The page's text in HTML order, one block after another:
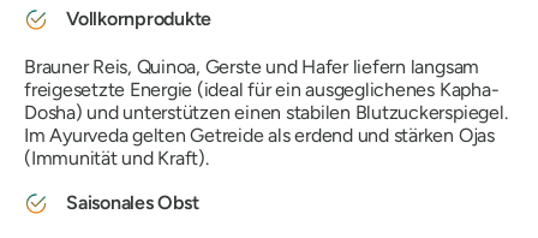
Vollkornprodukte
Brauner Reis, Quinoa, Gerste und Hafer liefern langsam
freigesetzte Energie (ideal für ein ausgeglichenes Kapha-
Dosha) und unterstützen einen stabilen Blutzuckerspiegel.
Im Ayurveda gelten Getreide als erdend und stärken Ojas
(Immunität und Kraft).
Saisonales Obst